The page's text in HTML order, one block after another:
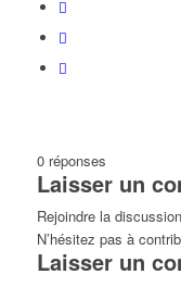
0 réponses
Laisser un
Rejoindre la
N’hésitez pas à
Laisser un